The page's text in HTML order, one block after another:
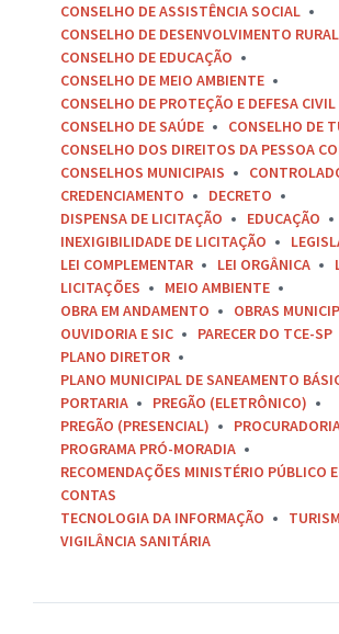
CONSELHO DE ASSISTÊNCIA SOCIAL
CONSELHO DE DESENVOLVIMENTO RURAL
CONSELHO DE EDUCAÇÃO
CONSELHO DE MEIO AMBIENTE
CONSELHO DE PROTEÇÃO E DEFESA CIVIL
CONSELHO DE SAÚDE
CONSELHO DE
CONSELHO DOS DIREITOS DA PESSOA
CONSELHOS MUNICIPAIS
CREDENCIAMENTO
DECRETO
DISPENSA DE LICITAÇÃO
EDUCAÇÃO
INEXIGIBILIDADE DE LICITAÇÃO
LEI COMPLEMENTAR
LEI ORGÂNICA
LICITAÇÕES
MEIO AMBIENTE
OBRA EM ANDAMENTO
OBRAS
OUVIDORIA E SIC
PARECER DO TCE-SP
PLANO DIRETOR
PLANO MUNICIPAL DE SANEAMENTO
PORTARIA
PREGÃO (ELETRÔNICO)
PREGÃO (PRESENCIAL)
PROGRAMA PRÓ-MORADIA
RECOMENDAÇÕES MINISTÉRIO PÚBLICO
CONTAS
TECNOLOGIA DA INFORMAÇÃO
VIGILÂNCIA SANITÁRIA